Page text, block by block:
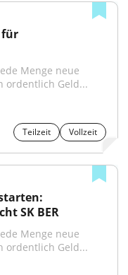
für
Menge neue
ordentlich Geld...
Teilzeit Vollzeit
SK BER
Menge neue
ordentlich Geld...